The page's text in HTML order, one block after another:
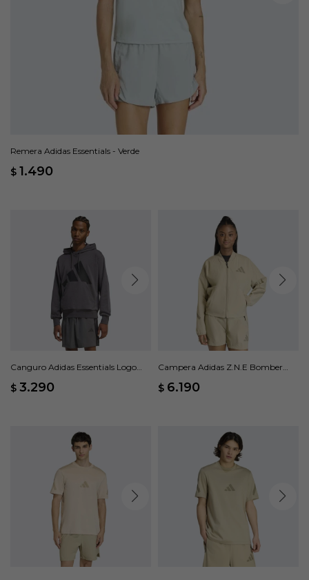
Remera Adidas Essentials - Verde
$ 1.490
Canguro Adidas Essentials Logo
$ 3.290
Campera Adidas Z.N.E Bomber
$ 6.190